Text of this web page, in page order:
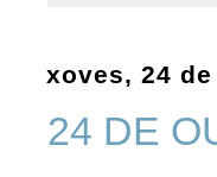
xoves, 24
24 DE